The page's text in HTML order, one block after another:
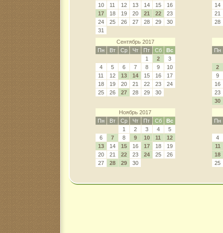
10
11 12 13 14 15
16
17
18 19 20 21 22
23
24
25 26 27 28 29
30
31
14
21
28
Сентябрь 2017
Пн
Вт Ср Чт Пт Сб
Вс
1
2
3
4
5 6 7 8 9
10
11
12 13 14 15 16
17
18
19 20 21 22 23
24
25
26 27 28 29 30
Пн
2
9
16
23
30
Ноябрь 2017
Пн
Вт Ср Чт Пт Сб
Вс
1
2 3 4
5
6
7 8 9 10 11
12
13
14 15 16 17 18
19
20
21 22 23 24 25
26
27
28 29 30
Пн
4
11
18
25